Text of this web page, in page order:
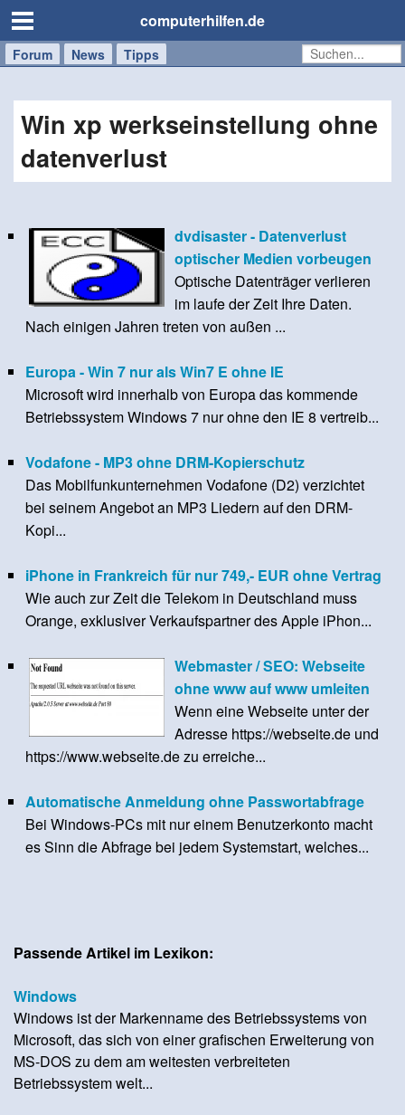
computerhilfen.de
Forum News Tipps
Handy
Windows
Mac
Win xp werkseinstellung ohne
datenverlust
dvdisaster - Datenverlust
optischer Medien vorbeugen
Optische Datenträger verlieren
im laufe der Zeit Ihre Daten.
Nach einigen Jahren treten von außen ...
Europa - Win 7 nur als Win7 E ohne IE
Microsoft wird innerhalb von Europa das kommende
Betriebssystem Windows 7 nur ohne den IE 8 vertreib...
Vodafone - MP3 ohne DRM-Kopierschutz
Das Mobilfunkunternehmen Vodafone (D2) verzichtet
bei seinem Angebot an MP3 Liedern auf den DRM-
Kopi...
iPhone in Frankreich für nur 749,- EUR ohne Vertrag
Wie auch zur Zeit die Telekom in Deutschland muss
Orange, exklusiver Verkaufspartner des Apple iPhon...
Webmaster / SEO: Webseite
ohne www auf www umleiten
Wenn eine Webseite unter der
Adresse https://webseite.de und
https://www.webseite.de zu erreiche...
Automatische Anmeldung ohne Passwortabfrage
Bei Windows-PCs mit nur einem Benutzerkonto macht
es Sinn die Abfrage bei jedem Systemstart, welches...
Passende Artikel im Lexikon:
Windows
Windows ist der Markenname des Betriebssystems von
Microsoft, das sich von einer grafischen Erweiterung von
MS-DOS zu dem am weitesten verbreiteten
Betriebssystem welt...